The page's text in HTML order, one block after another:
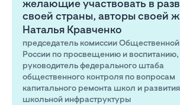
желающие участвовать в
своей страны, авторы своей
Наталья Кравченко
председатель комиссии
России по просвещению и воспитанию,
руководитель федерального штаба
общественного контроля по вопросам
капитального ремонта школ и развития
школьной инфраструктуры